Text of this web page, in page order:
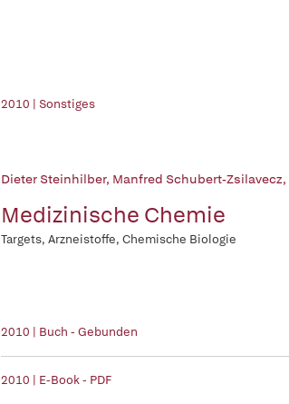
2010 | Sonstiges
Dieter Steinhilber, Manfred Schubert-Zsilavecz,
Medizinische Chemie
Targets, Arzneistoffe, Chemische Biologie
2010 | Buch - Gebunden
2010 | E-Book - PDF